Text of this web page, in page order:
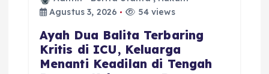
Agustus 3, 2026
54 views
Ayah Dua Balita Terbaring
Kritis di ICU, Keluarga
Menanti Keadilan di Tengah